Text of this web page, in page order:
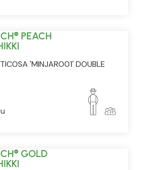
PEACH
'MINJARO01' DOUBLE
GOLD